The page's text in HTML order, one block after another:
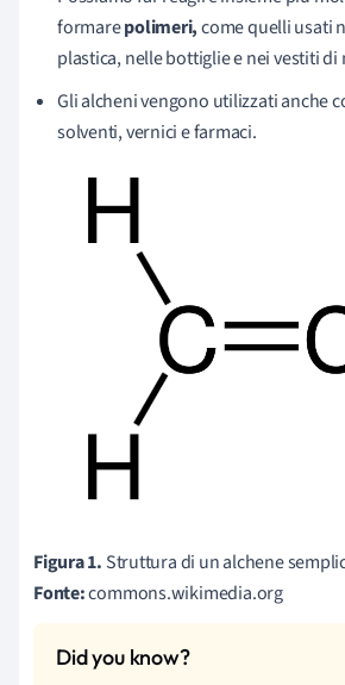
formarepolimeri,come quelli usati
plastica, nelle bottiglie e nei vestiti di
Gli alcheni vengono utilizzati anche
solventi, vernici e farmaci.
Figura 1. Struttura di un alchene
Fonte:commons.wikimedia.org